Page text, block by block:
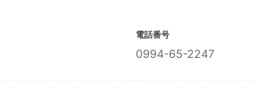
電話番号
0994-65-2247